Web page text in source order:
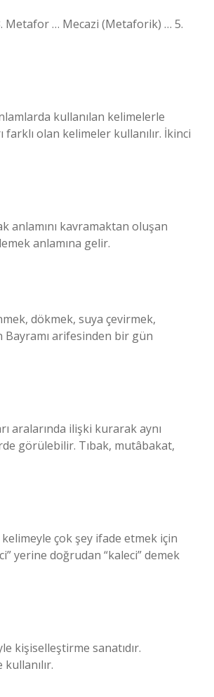
Metafor … Mecazi (Metaforik) … 5.
kullanılan kelimelerle
farklı olan kelimeler kullanılır. İkinci
anlamını kavramaktan oluşan
anlamına gelir.
dökmek, suya çevirmek,
Bayramı arifesinden bir gün
aralarında ilişki kurarak aynı
görülebilir. Tıbak, mutâbakat,
çok şey ifade etmek için
yerine doğrudan “kaleci” demek
kişiselleştirme sanatıdır.